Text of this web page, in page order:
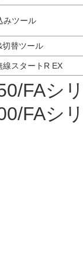
みツール
切替ツール
線スタートR EX
FAシ
FAシ